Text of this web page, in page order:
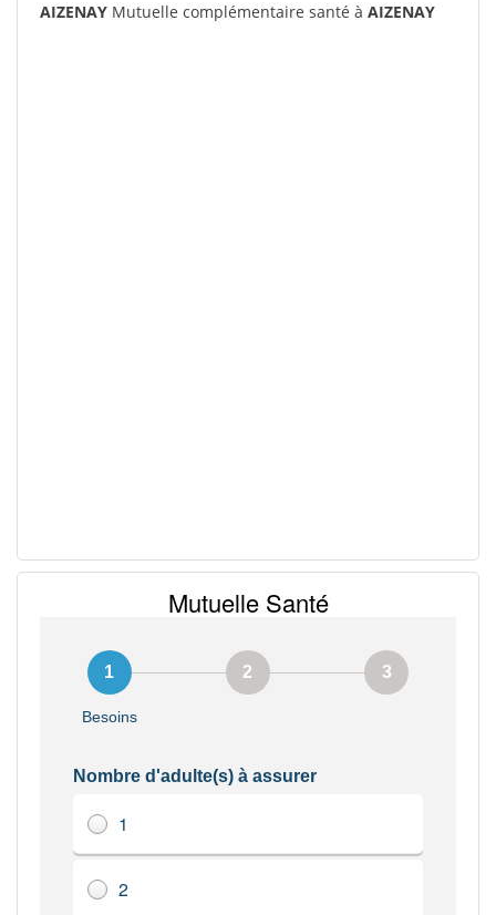
AIZENAY Mutuelle complémentaire santé à AIZENAY